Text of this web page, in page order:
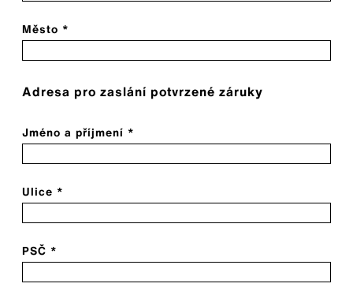
Město *
Adresa pro zaslání potvrzené záruky
Jméno a příjmení *
Ulice *
PSČ *